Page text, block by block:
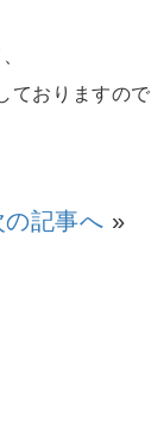
ておりますので
の記事へ »